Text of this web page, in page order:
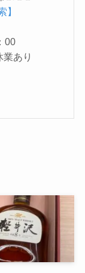
】
00
あり